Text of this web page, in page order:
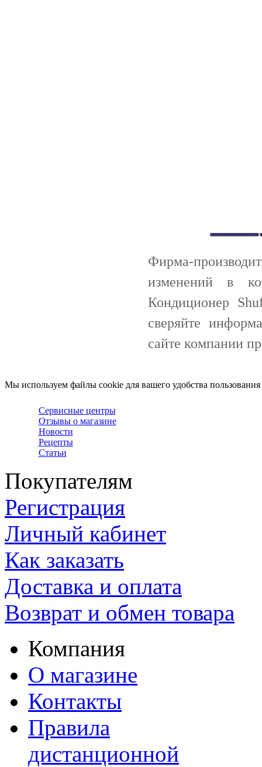
Фирма-
изменений в
Кондиционер
сверяйте
сайте компании
Мы используем файлы cookie для вашего удобства
Сервисные центры
Отзывы о магазине
Новости
Рецепты
Статьи
Покупателям
Регистрация
Личный кабинет
Как заказать
Доставка и оплата
Возврат и обмен товара
Компания
О магазине
Контакты
Правила
дистанционной